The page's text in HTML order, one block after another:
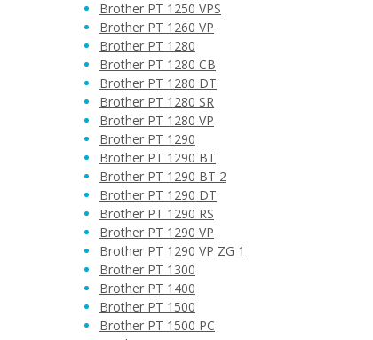
Brother PT 1250 VPS
Brother PT 1260 VP
Brother PT 1280
Brother PT 1280 CB
Brother PT 1280 DT
Brother PT 1280 SR
Brother PT 1280 VP
Brother PT 1290
Brother PT 1290 BT
Brother PT 1290 BT 2
Brother PT 1290 DT
Brother PT 1290 RS
Brother PT 1290 VP
Brother PT 1290 VP ZG 1
Brother PT 1300
Brother PT 1400
Brother PT 1500
Brother PT 1500 PC